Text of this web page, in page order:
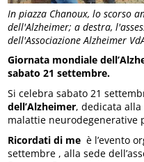
In piazza Chanoux, lo scorso
dell'Alzheimer; a destra,
dell'Associazione Alzheimer
Giornata mondiale
sabato 21 settembre.
Si celebra sabato 21
dell’Alzheimer, dedicata
malattie neurodegenerative
Ricordati di me è l’evento
settembre , alla sede